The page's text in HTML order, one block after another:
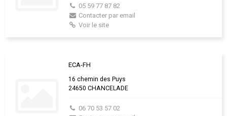
05 59 77 87 82
Contacter par email
Voir le site
ECA-FH
16 chemin des Puys
24650 CHANCELADE
06 70 53 57 02